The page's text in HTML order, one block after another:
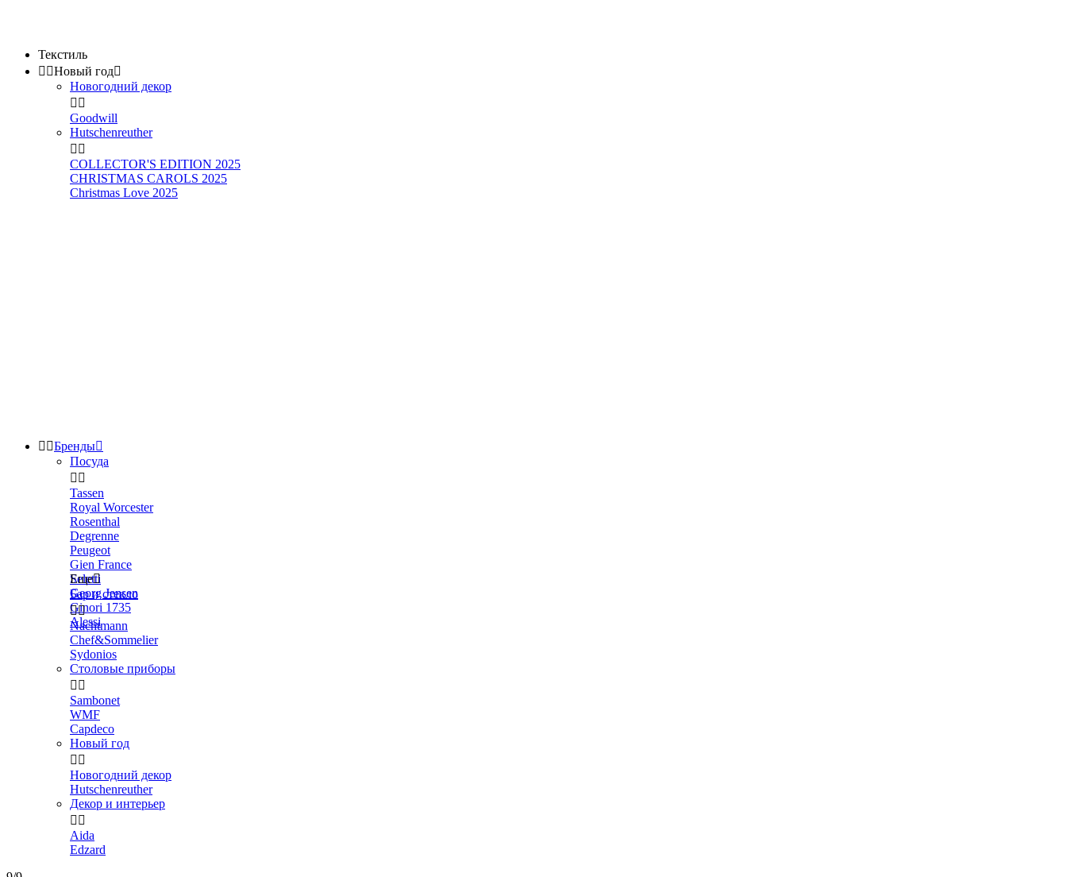
Текстиль
 Новый год
Новогодний декор
 
Goodwill
Hutschenreuther
 
COLLECTOR'S EDITION 2025
CHRISTMAS CAROLS 2025
Christmas Love 2025
 Бренды
Посуда
 
Tassen
Royal Worcester
Rosenthal
Degrenne
Peugeot
Gien France
Seletti
Georg Jensen
Ginori 1735
Alessi
Еще
Бар и стекло

Nachtmann
Chef&Sommelier
Sydonios
Столовые приборы
 
Sambonet
WMF
Capdeco
Новый год
 
Новогодний декор
Hutschenreuther
Декор и интерьер
 
Aida
Edzard